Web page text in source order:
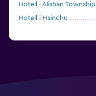
Hotell i Alishan Township
Hotell i Hsinchu